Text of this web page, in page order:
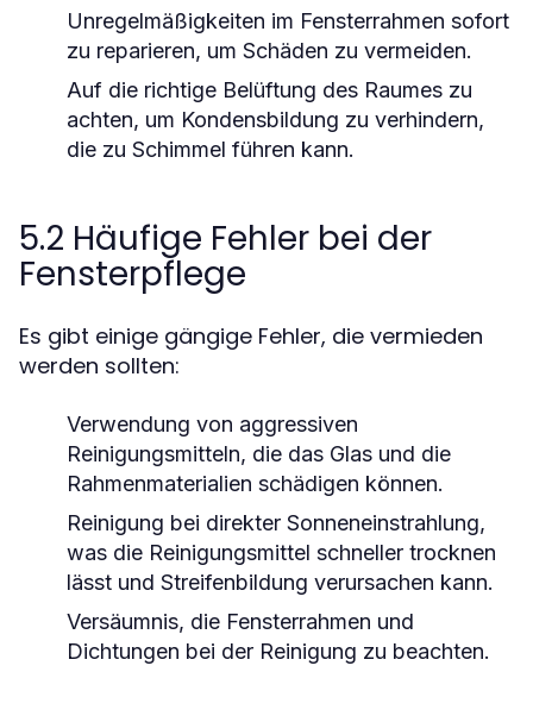
Unregelmäßigkeiten im Fensterrahmen sofort
zu reparieren, um Schäden zu vermeiden.
Auf die richtige Belüftung des Raumes zu
achten, um Kondensbildung zu verhindern,
die zu Schimmel führen kann.
5.2 Häufige Fehler bei der
Fensterpflege
Es gibt einige gängige Fehler, die vermieden
werden sollten:
Verwendung von aggressiven
Reinigungsmitteln, die das Glas und die
Rahmenmaterialien schädigen können.
Reinigung bei direkter Sonneneinstrahlung,
was die Reinigungsmittel schneller trocknen
lässt und Streifenbildung verursachen kann.
Versäumnis, die Fensterrahmen und
Dichtungen bei der Reinigung zu beachten.